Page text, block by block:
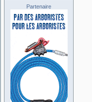
Partenaire